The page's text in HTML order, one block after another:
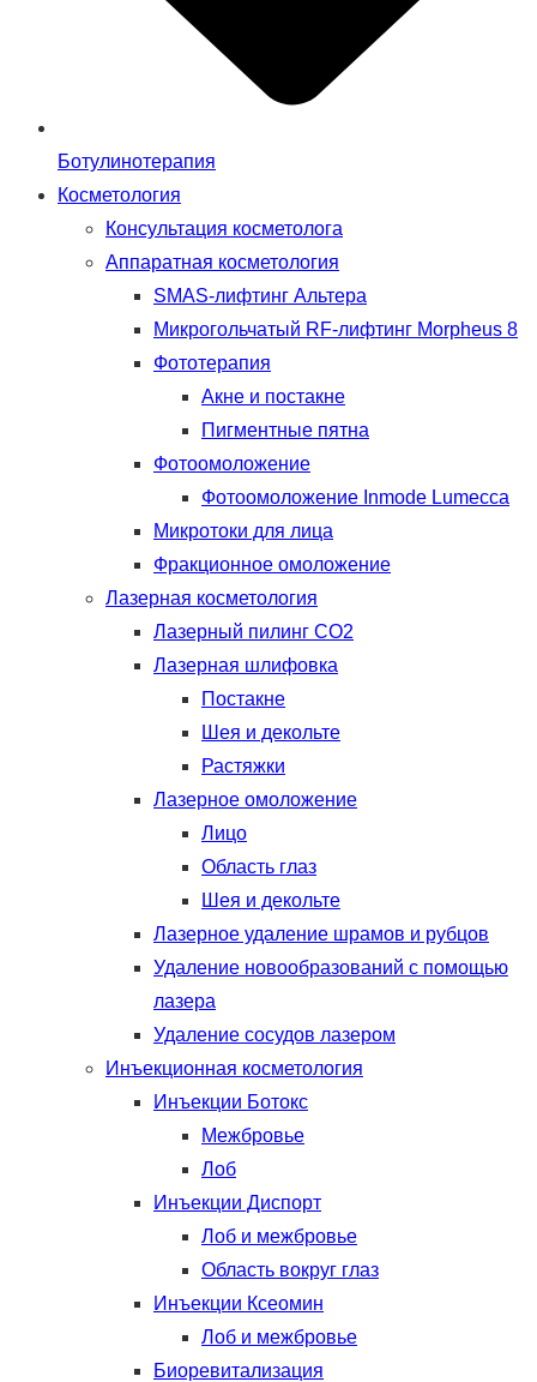
Ботулинотерапия
Косметология
Консультация косметолога
Аппаратная косметология
SMAS-лифтинг Альтера
Микрогольчатый RF-лифтинг Morpheus 8
Фототерапия
Акне и постакне
Пигментные пятна
Фотоомоложение
Фотоомоложение Inmode Lumecca
Микротоки для лица
Фракционное омоложение
Лазерная косметология
Лазерный пилинг CO2
Лазерная шлифовка
Постакне
Шея и декольте
Растяжки
Лазерное омоложение
Лицо
Область глаз
Шея и декольте
Лазерное удаление шрамов и рубцов
Удаление новообразований с помощью
лазера
Удаление сосудов лазером
Инъекционная косметология
Инъекции Ботокс
Межбровье
Лоб
Инъекции Диспорт
Лоб и межбровье
Область вокруг глаз
Инъекции Ксеомин
Лоб и межбровье
Биоревитализация